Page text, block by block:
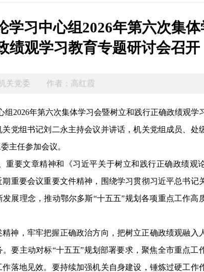
习中心组2026年第六次集体
绩观学习教育专题研讨会召开
关党委 作者：高红霞
2026年第六次集体学习会暨树立和践行正确政绩观学
党组书记刘二永主持会议并讲话，机关党组成员、处
主任参加会议。
要文章精神和《习近平关于树立和践行正确政绩观
重要会议重要文件精神，围绕学习贯彻习近平总书记
展理念，推动鄂尔多斯“十五五”规划各项重点工作高
神，牢牢把握正确政治方向，把树立正确政绩观融入
要主动对标“十五五”规划部署要求，聚焦全市重点工
落地见效。要持续加强机关自身建设，锤炼过硬工作